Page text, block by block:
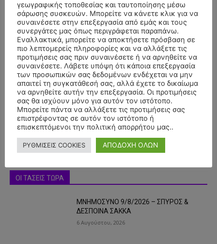
- Advertisment -
ΟΙ ΤΑΣΕΙΣ ΤΩΡΑ
ΜΝΗΜΟΣΥΝΟ 9/8/2026 – ΣΠΥΡΟΣ &
ΔΕΣΠΟΙΝΑ ΣΑΚΚΑ
6 Αυγούστου, 2026
γεωγραφικής τοποθεσίας και ταυτοποίησης μέσω
σάρωσης συσκευών. Μπορείτε να κάνετε κλικ για να
συναινέσετε στην επεξεργασία από εμάς και τους
συνεργάτες μας όπως περιγράφεται παραπάνω.
Εναλλακτικά, μπορείτε να αποκτήσετε πρόσβαση σε
πιο λεπτομερείς πληροφορίες και να αλλάξετε τις
προτιμήσεις σας πριν συναινέσετε ή να αρνηθείτε να
συναινέσετε. Λάβετε υπόψη ότι κάποια επεξεργασία
των προσωπικών σας δεδομένων ενδέχεται να μην
απαιτεί τη συγκατάθεσή σας, αλλά έχετε το δικαίωμα
να αρνηθείτε αυτήν την επεξεργασία. Οι προτιμήσεις
σας θα ισχύουν μόνο για αυτόν τον ιστότοπο.
Μπορείτε πάντα να αλλάξετε τις προτιμήσεις σας
επιστρέφοντας σε αυτόν τον ιστότοπο ή
επισκεπτόμενοι την πολιτική απορρήτου μας..
ΡΥΘΜΙΣΕΙΣ COOKIES ΑΠΟΔΟΧΗ ΟΛΩΝ